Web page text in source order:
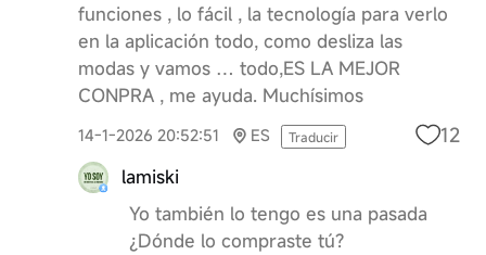
funciones , lo fácil , la tecnología para verlo
en la aplicación todo, como desliza las
modas y vamos … todo,ES LA MEJOR
CONPRA , me ayuda. Muchísimos
14-1-2026 20:52:51 ES Traducir 12
lamiski
Yo también lo tengo es una pasada
¿Dónde lo compraste tú?